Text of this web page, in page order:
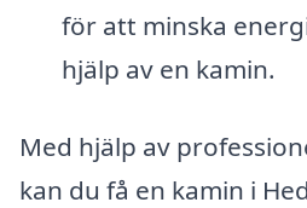
för att minska
hjälp av en kamin.
Med hjälp av
kan du få en kamin i